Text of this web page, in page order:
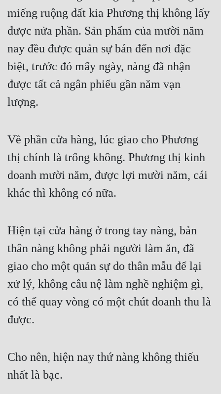
miếng ruộng đất kia Phương thị không lấy
được nửa phần. Sản phẩm của mười năm
nay đều được quản sự bán đến nơi đặc
biệt, trước đó mấy ngày, nàng đã nhận
được tất cả ngân phiếu gần năm vạn
lượng.
Về phần cửa hàng, lúc giao cho Phương
thị chính là trống không. Phương thị kinh
doanh mười năm, được lợi mười năm, cái
khác thì không có nữa.
Hiện tại cửa hàng ở trong tay nàng, bản
thân nàng không phải người làm ăn, đã
giao cho một quản sự do thân mẫu để lại
xử lý, không câu nệ làm nghề nghiệm gì,
có thể quay vòng có một chút doanh thu là
được.
Cho nên, hiện nay thứ nàng không thiếu
nhất là bạc.